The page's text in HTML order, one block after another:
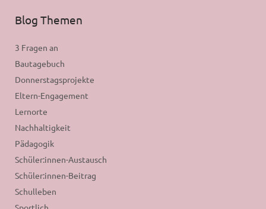
Blog Themen
3 Fragen an
Bautagebuch
Donnerstagsprojekte
Eltern-Engagement
Lernorte
Nachhaltigkeit
Pädagogik
Schüler:innen-Austausch
Schüler:innen-Beitrag
Schulleben